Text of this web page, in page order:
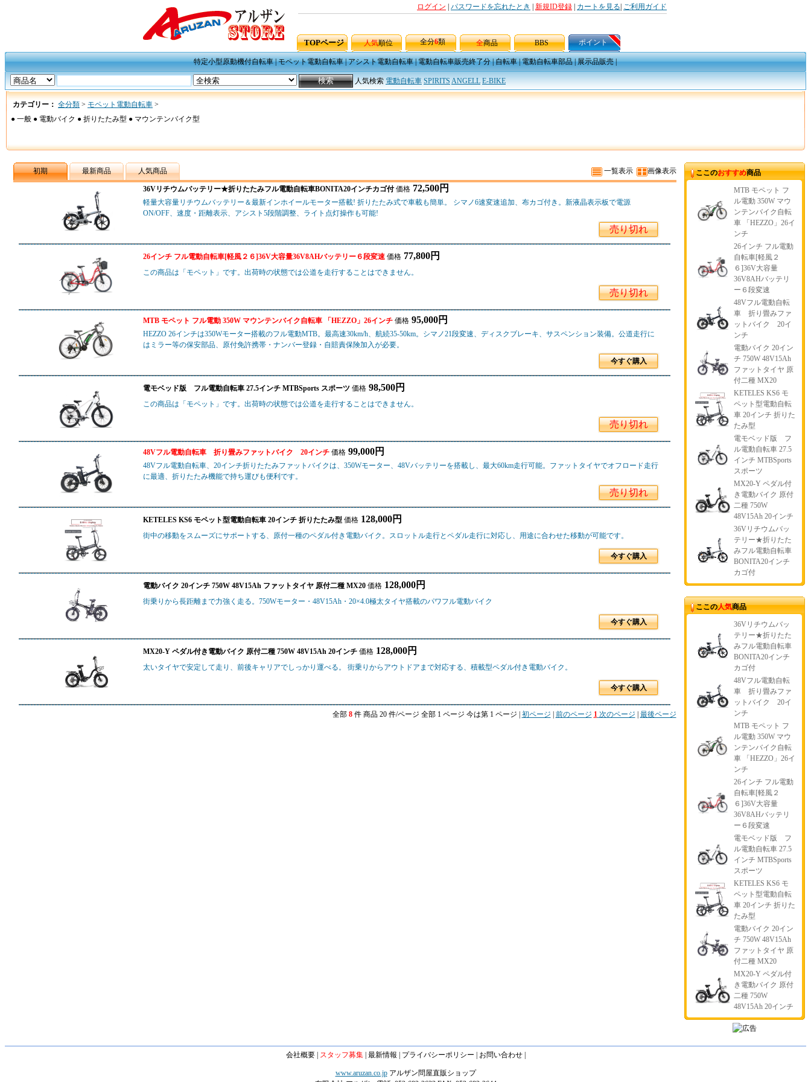
ログイン パスワードを忘れたとき 新規ID登録 カートを見る ご利用ガイド
TOPページ 人気順位 全分6類 全商品 BBS ポイント
特定小型原動機付自転車|モペット電動自転車|アシスト電動自転車|電動自転車販売終了分|自転車|電動自転車部品|展示品販売|
人気検索電動自転車 SPIRITSANGELL E-BIKE
カテゴリー： 全分類 > モペット電動自転車 >
● 一般 ● 電動バイク ● 折りたたみ型 ● マウンテンバイク型
初期 最新商品 人気商品 一覧表示 画像表示
36Vリチウムバッテリー★折りたたみフル電動自転車BONITA20インチカゴ付価格 72,500円
軽量大容量リチウムバッテリー＆最新インホイールモーター搭載! 折りたたみ式で車載も簡単。 シマノ6速変速追加、布カゴ付き。新液晶表示板で電源
ON/OFF、速度・距離表示、アシスト5段階調整、ライト点灯操作も可能!
売り切れ
26インチ フル電動自転車[軽風２６]36V大容量36V8AHバッテリー６段変速 価格 77,800円
この商品は「モペット」です。出荷時の状態では公道を走行することはできません。
売り切れ
MTB モペット フル電動 350W マウンテンバイク自転車 「HEZZO」26インチ 価格 95,000円
HEZZO 26インチは350Wモーター搭載のフル電動MTB。最高速30km/h、航続35-50km。シマノ21段変速、ディスクブレーキ、サスペンション装備。公道走行に
はミラー等の保安部品、原付免許携帯・ナンバー登録・自賠責保険加入が必要。
今すぐ購入
電モベッド版 フル電動自転車 27.5インチ MTBSports スポーツ 価格 98,500円
この商品は「モペット」です。出荷時の状態では公道を走行することはできません。
売り切れ
48Vフル電動自転車 折り畳みファットバイク 20インチ 価格 99,000円
48Vフル電動自転車、20インチ折りたたみファットバイクは、350Wモーター、48Vバッテリーを搭載し、最大60km走行可能。ファットタイヤでオフロード走行
に最適、折りたたみ機能で持ち運びも便利です。
売り切れ
KETELES KS6 モペット型電動自転車 20インチ 折りたたみ型 価格 128,000円
街中の移動をスムーズにサポートする、原付一種のペダル付き電動バイク。スロットル走行とペダル走行に対応し、用途に合わせた移動が可能です。
今すぐ購入
電動バイク 20インチ 750W 48V15Ah ファットタイヤ 原付二種 MX20 価格 128,000円
街乗りから長距離まで力強く走る。750Wモーター・48V15Ah・20×4.0極太タイヤ搭載のパワフル電動バイク
今すぐ購入
MX20-Y ペダル付き電動バイク 原付二種 750W 48V15Ah 20インチ 価格 128,000円
太いタイヤで安定して走り、前後キャリアでしっかり運べる。 街乗りからアウトドアまで対応する、積載型ペダル付き電動バイク。
今すぐ購入
全部 8 件 商品 20 件/ページ 全部 1 ページ 今は第 1 ページ | 初ページ 前のページ 1 次のページ 最後ページ
ここのおすすめ商品
MTB モペット フ
ル電動 350W マウ
ンテンバイク自転
車 「HEZZO」26イ
ンチ
26インチ フル電動
自転車[軽風２
６]36V大容量
36V8AHバッテリ
ー６段変速
48Vフル電動自転
車 折り畳みファ
ットバイク 20イ
ンチ
電動バイク 20イン
チ 750W 48V15Ah
ファットタイヤ 原
付二種 MX20
KETELES KS6 モ
ペット型電動自転
車 20インチ 折りた
たみ型
電モベッド版 フ
ル電動自転車 27.5
インチ MTBSports
スポーツ
MX20-Y ペダル付
き電動バイク 原付
二種 750W
48V15Ah 20インチ
36Vリチウムバッ
テリー★折りたた
みフル電動自転車
BONITA20インチ
カゴ付
ここの人気商品
36Vリチウムバッ
テリー★折りたた
みフル電動自転車
BONITA20インチ
カゴ付
48Vフル電動自転
車 折り畳みファ
ットバイク 20イ
ンチ
MTB モペット フ
ル電動 350W マウ
ンテンバイク自転
車 「HEZZO」26イ
ンチ
26インチ フル電動
自転車[軽風２
６]36V大容量
36V8AHバッテリ
ー６段変速
電モベッド版 フ
ル電動自転車 27.5
インチ MTBSports
スポーツ
KETELES KS6 モ
ペット型電動自転
車 20インチ 折りた
たみ型
電動バイク 20イン
チ 750W 48V15Ah
ファットタイヤ 原
付二種 MX20
MX20-Y ペダル付
き電動バイク 原付
二種 750W
48V15Ah 20インチ
会社概要| スタッフ募集| 最新情報 プライバシーポリシー お問い合わせ|
www.aruzan.co.jpアルザン問屋直販ショップ